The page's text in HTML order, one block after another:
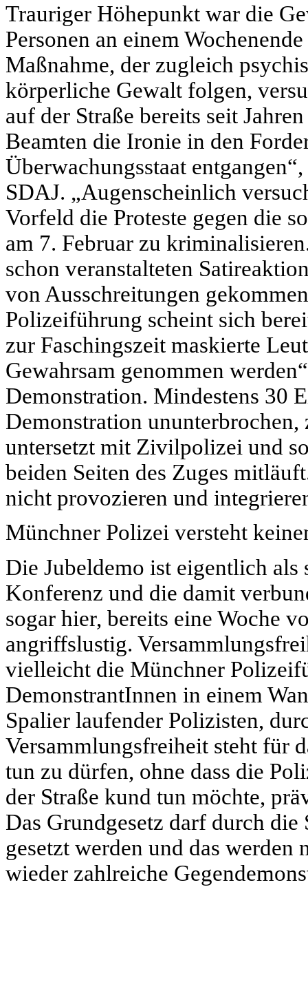
Trauriger Höhepunkt war die
Personen an einem
Maßnahme, der zugleich
körperliche Gewalt folgen,
auf der Straße bereits seit
Beamten die Ironie in den
Überwachungsstaat
SDAJ. „Augenscheinlich
Vorfeld die Proteste gegen die
am 7. Februar zu
schon veranstalteten
von Ausschreitungen
Polizeiführung scheint sich
zur Faschingszeit maskierte
Gewahrsam genommen
Demonstration. Mindestens 30
Demonstration
untersetzt mit Zivilpolizei und
beiden Seiten des Zuges
nicht provozieren und
Münchner Polizei versteht
Die Jubeldemo ist eigentlich als
Konferenz und die damit
sogar hier, bereits eine Woche
angriffslustig.
vielleicht die Münchner
DemonstrantInnen in einem
Spalier laufender Polizisten,
Versammlungsfreiheit steht für
tun zu dürfen, ohne dass die
der Straße kund tun möchte,
Das Grundgesetz darf durch
gesetzt werden und das werden
wieder zahlreiche